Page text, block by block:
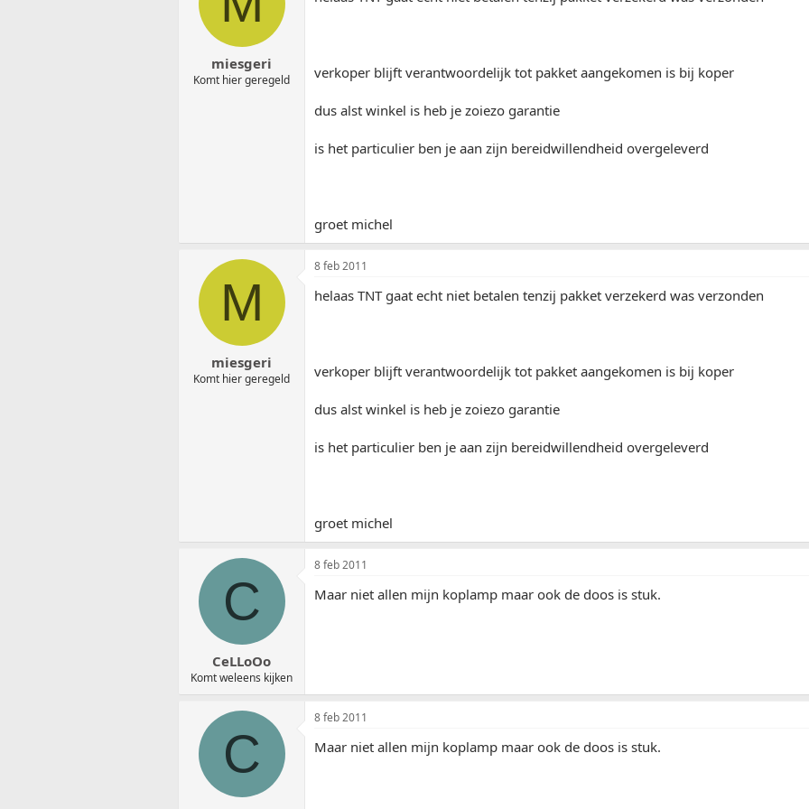
miesgeri
Komt hier geregeld verkoper blijft verantwoordelijk tot pakket aangekomen is bij koper
dus alst winkel is heb je zoiezo garantie
is het particulier ben je aan zijn bereidwillendheid overgeleverd
groet michel
M
miesgeri
Komt hier geregeld
8 feb 2011
helaas TNT gaat echt niet betalen tenzij pakket verzekerd was verzonden
verkoper blijft verantwoordelijk tot pakket aangekomen is bij koper
dus alst winkel is heb je zoiezo garantie
is het particulier ben je aan zijn bereidwillendheid overgeleverd
groet michel
C
CeLLoOo
Komt weleens kijken
8 feb 2011
Maar niet allen mijn koplamp maar ook de doos is stuk.
C
8 feb 2011
Maar niet allen mijn koplamp maar ook de doos is stuk.